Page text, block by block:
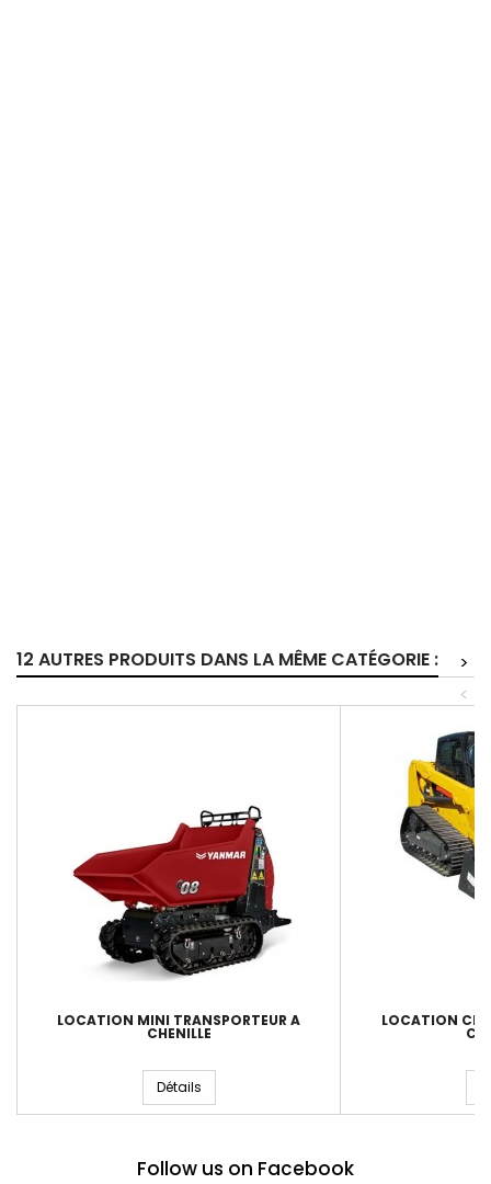
12 AUTRES PRODUITS DANS LA MÊME CATÉGORIE :
>
<
LOCATION MINI TRANSPORTEUR A
CHENILLE
Détails
LOCATION
Follow us on Facebook